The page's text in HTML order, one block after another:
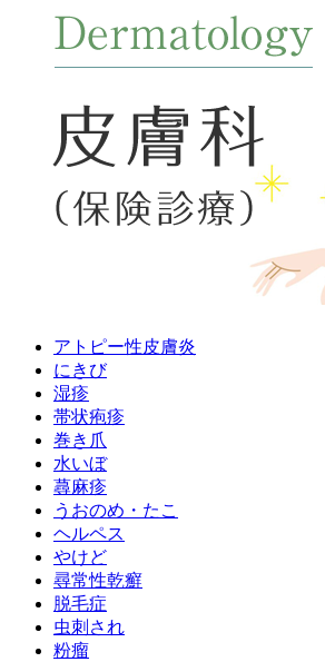
アトピー性皮膚炎
にきび
湿疹
帯状疱疹
巻き爪
水いぼ
蕁麻疹
うおのめ・たこ
ヘルペス
やけど
尋常性乾癬
脱毛症
虫刺され
粉瘤